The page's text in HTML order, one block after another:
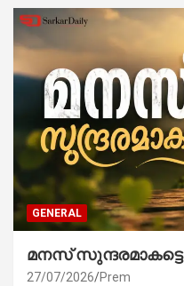
GENERAL
മനസ് സുന്ദരമാകട്ടെ
27/07/2026 Prem